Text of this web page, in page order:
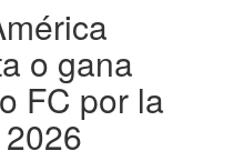
o gana
FC por la